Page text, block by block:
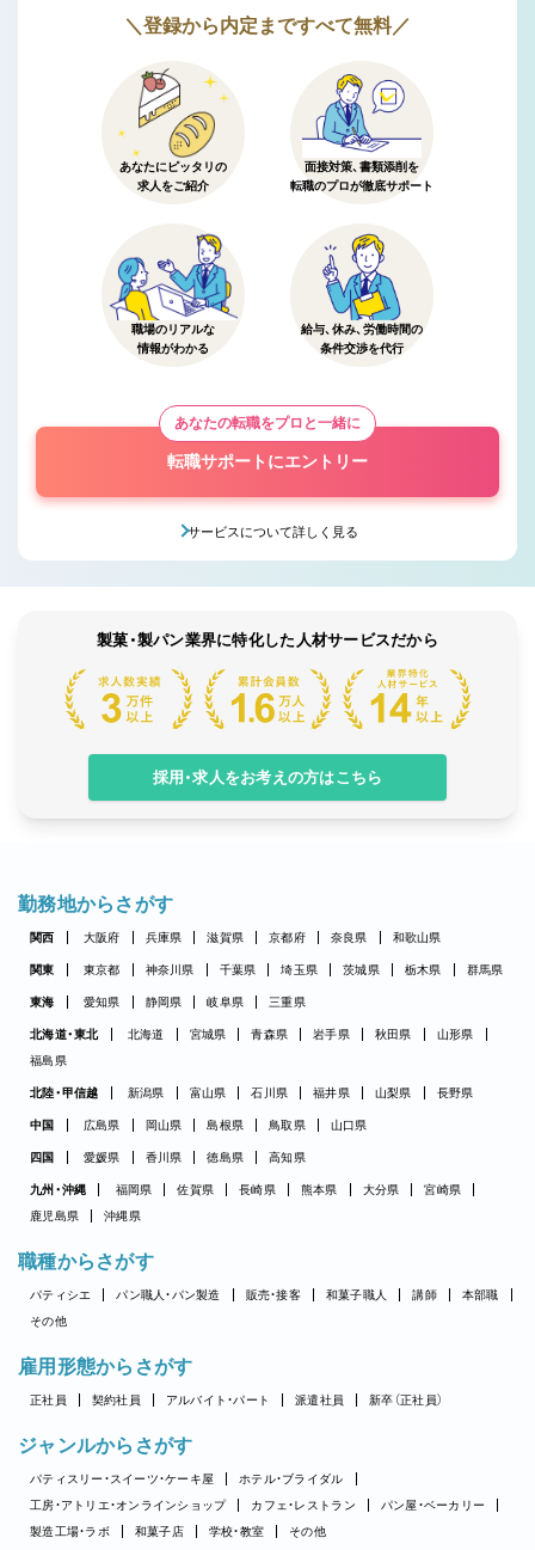
＼登録から内定まですべて無料／
あなたにピッタリの
求人をご紹介
面接対策、書類添削を
転職のプロが徹底サポート
職場のリアルな
情報がわかる
給与、休み、労働時間の
条件交渉を代行
あなたの転職をプロと一緒に
転職サポートにエントリー
サービスについて詳しく見る
製菓・製パン業界に特化した人材サービスだから
採用・求人をお考えの方はこちら
勤務地からさがす
関西 大阪府 兵庫県 滋賀県 京都府 奈良県 和歌山県
関東 東京都 神奈川県 千葉県 埼玉県 茨城県 栃木県 群馬県
東海 愛知県 静岡県 岐阜県 三重県
北海道・東北 北海道 宮城県 青森県 岩手県 秋田県
山形県
福島県
北陸・甲信越 新潟県 富山県 石川県 福井県 山梨県 長野県
中国 広島県 岡山県 島根県 鳥取県 山口県
四国 愛媛県 香川県 徳島県 高知県
九州・沖縄 福岡県 佐賀県 長崎県 熊本県 大分県
宮崎県
鹿児島県
沖縄県
職種からさがす
パティシエ パン職人・パン製造 販売・接客 和菓子職人 講師
本部職
その他
雇用形態からさがす
正社員 契約社員 アルバイト・パート 派遣社員 新卒（正社員）
ジャンルからさがす
パティスリー・スイーツ・ケーキ屋
ホテル・ブライダル
工房・アトリエ・オンラインショップ
カフェ・レストラン
パン屋・ベーカリー
製造工場・ラボ
和菓子店 学校・教室 その他